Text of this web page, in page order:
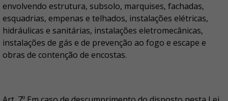
envolvendo estrutura, subsolo, marquises, fachadas,
esquadrias, empenas e telhados, instalações elétricas,
hidráulicas e sanitárias, instalações eletromecânicas,
instalações de gás e de prevenção ao fogo e escape e
obras de contenção de encostas.